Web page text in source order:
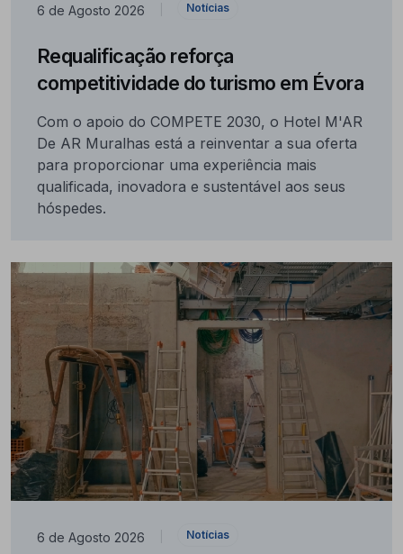
6 de Agosto 2026 Notícias
Requalificação reforça
competitividade do turismo em Évora
Com o apoio do COMPETE 2030, o Hotel M'AR
De AR Muralhas está a reinventar a sua oferta
para proporcionar uma experiência mais
qualificada, inovadora e sustentável aos seus
hóspedes.
6 de Agosto 2026 Notícias